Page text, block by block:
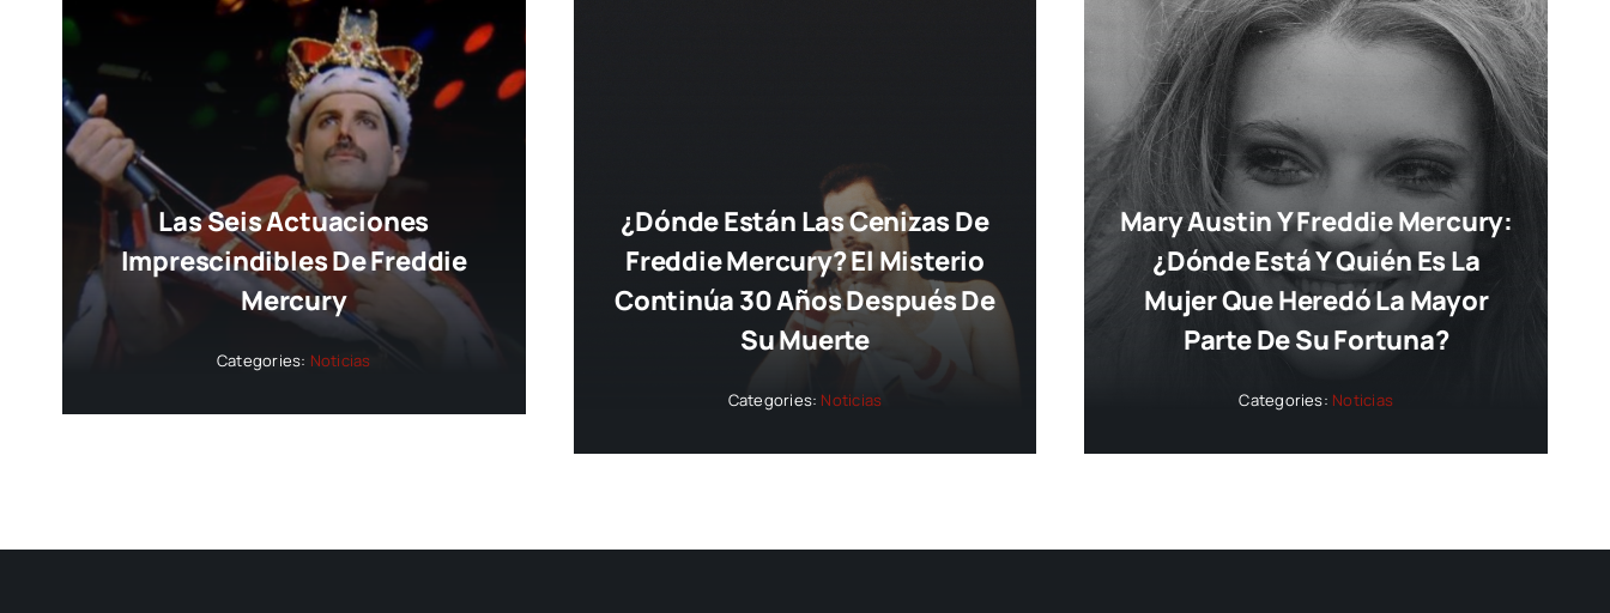
Las Seis Actuaciones
Imprescindibles De Freddie
Mercury
Categories: Noticias
¿Dónde Están Las Cenizas De
Freddie Mercury? El Misterio
Continúa 30 Años Después De
Su Muerte
Categories: Noticias
Mary Austin Y Freddie Mercury:
¿dónde Está Y Quién Es La
Mujer Que Heredó La Mayor
Parte De Su Fortuna?
Categories: Noticias